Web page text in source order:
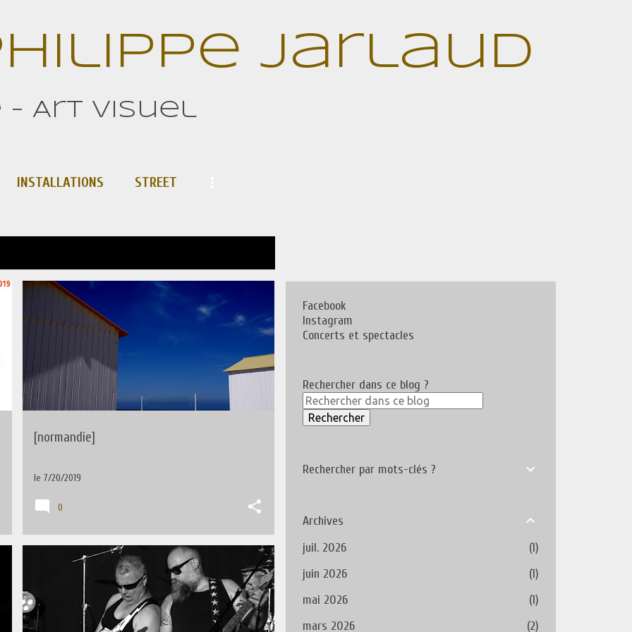
Jarlaud
- Art visuel
INSTALLATIONS STREET
[normandie]
le 7/20/2019
PAYSAGE URBAIN
0
Facebook
Instagram
Concerts et spectacles
Rechercher dans ce blog ?
Rechercher par mots-clés ?
Archives
juil. 2026
1
juin 2026
1
mai 2026
1
mars 2026
2